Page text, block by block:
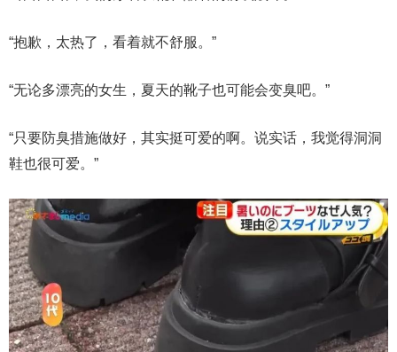
“抱歉，太热了，看着就不舒服。”
“无论多漂亮的女生，夏天的靴子也可能会变臭吧。”
“只要防臭措施做好，其实挺可爱的啊。说实话，我觉得洞洞
鞋也很可爱。”